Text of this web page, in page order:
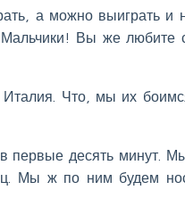
а можно выиграть и
Вы же любите
Италия. Что, мы их
первые десять минут.
Мы ж по ним будем